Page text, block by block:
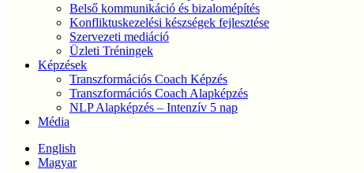
Belső kommunikáció és bizalomépítés
Konfliktuskezelési készségek fejlesztése
Szervezeti mediáció
Üzleti Tréningek
Képzések
Transzformációs Coach Képzés
Transzformációs Coach Alapképzés
NLP Alapképzés – Intenzív 5 nap
Média
English
Magyar